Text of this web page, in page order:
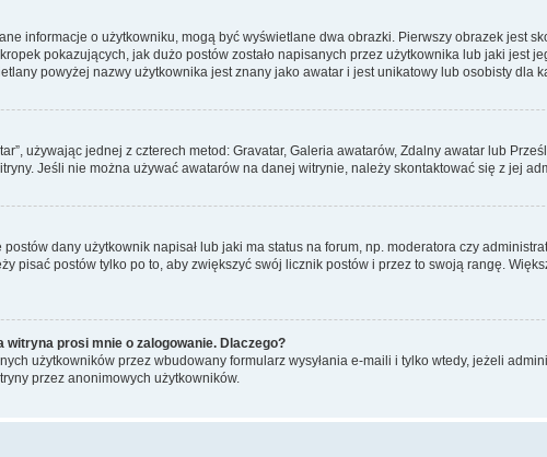
informacje o użytkowniku, mogą być wyświetlane dwa obrazki. Pierwszy obrazek jest
pokazujących, jak dużo postów zostało napisanych przez użytkownika lub jaki jest
powyżej nazwy użytkownika jest znany jako awatar i jest unikatowy lub osobisty dla
używając jednej z czterech metod: Gravatar, Galeria awatarów, Zdalny awatar lub
Jeśli nie można używać awatarów na danej witrynie, należy skontaktować się z jej
dany użytkownik napisał lub jaki ma status na forum, np. moderatora czy
pisać postów tylko po to, aby zwiększyć swój licznik postów i przez to swoją rangę.
prosi mnie o zalogowanie. Dlaczego?
użytkowników przez wbudowany formularz wysyłania e-maili i tylko wtedy, jeżeli
przez anonimowych użytkowników.